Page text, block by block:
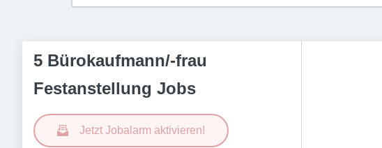
5 Bürokaufmann/-frau
Festanstellung Jobs
Jetzt Jobalarm aktivieren!